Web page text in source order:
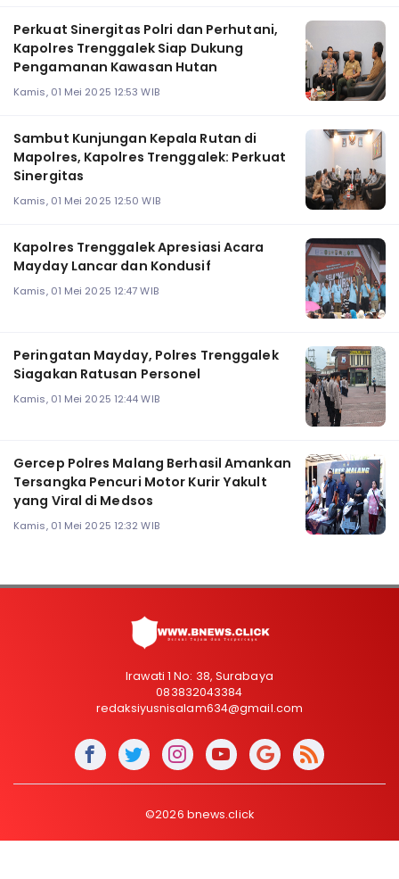
Perkuat Sinergitas Polri dan Perhutani,
Kapolres Trenggalek Siap Dukung
Pengamanan Kawasan Hutan
Kamis, 01 Mei 2025 12:53 WIB
Sambut Kunjungan Kepala Rutan di
Mapolres, Kapolres Trenggalek: Perkuat
Sinergitas
Kamis, 01 Mei 2025 12:50 WIB
Kapolres Trenggalek Apresiasi Acara
Mayday Lancar dan Kondusif
Kamis, 01 Mei 2025 12:47 WIB
Peringatan Mayday, Polres Trenggalek
Siagakan Ratusan Personel
Kamis, 01 Mei 2025 12:44 WIB
Gercep Polres Malang Berhasil Amankan
Tersangka Pencuri Motor Kurir Yakult
yang Viral di Medsos
Kamis, 01 Mei 2025 12:32 WIB
Irawati 1 No: 38, Surabaya
083832043384
redaksiyusnisalam634@gmail.com
©2026 bnews.click